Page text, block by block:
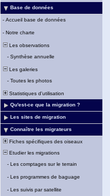
Base de données
- Accueil base de données
- Notre charte
Les observations
- Synthèse annuelle
Les galeries
- Toutes les photos
Statistiques d'utilisation
Qu'est-ce que la migration ?
Les sites de migration
Connaître les migrateurs
Fiches spécifiques des oiseaux
Etudier les migrations
- Les comptages sur le terrain
- Les programmes de baguage
- Les suivis par satellite